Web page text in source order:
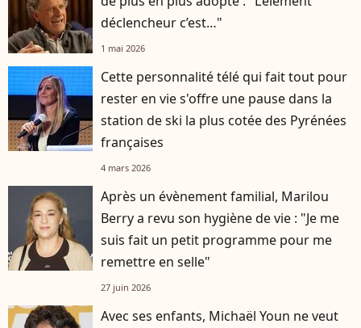
déclencheur c’est…"
1 mai 2026
Cette personnalité télé qui fait tout pour
rester en vie s'offre une pause dans la
station de ski la plus cotée des Pyrénées
françaises
4 mars 2026
Après un évènement familial, Marilou
Berry a revu son hygiène de vie : "Je me
suis fait un petit programme pour me
remettre en selle"
27 juin 2026
Avec ses enfants, Michaël Youn ne veut